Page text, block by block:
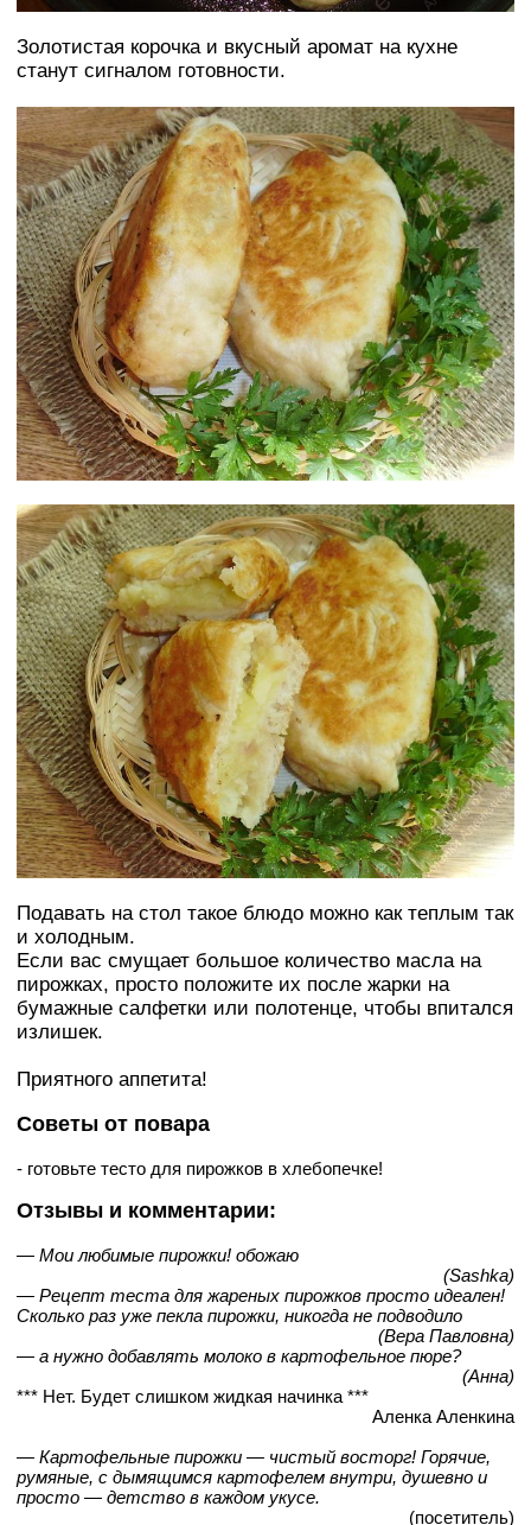
Золотистая корочка и вкусный аромат на кухне
станут сигналом готовности.
Подавать на стол такое блюдо можно как теплым так
и холодным.
Если вас смущает большое количество масла на
пирожках, просто положите их после жарки на
бумажные салфетки или полотенце, чтобы впитался
излишек.
Приятного аппетита!
Советы от повара
- готовьте тесто для пирожков в хлебопечке!
Отзывы и комментарии:
— Мои любимые пирожки! обожаю
(Sashka)
— Рецепт теста для жареных пирожков просто идеален!
Сколько раз уже пекла пирожки, никогда не подводило
(Вера Павловна)
— а нужно добавлять молоко в картофельное пюре?
(Анна)
*** Нет. Будет слишком жидкая начинка ***
Аленка Аленкина
— Картофельные пирожки — чистый восторг! Горячие,
румяные, с дымящимся картофелем внутри, душевно и
просто — детство в каждом укусе.
(посетитель)